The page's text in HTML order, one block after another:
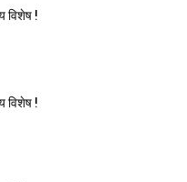
विशेष !
विशेष !